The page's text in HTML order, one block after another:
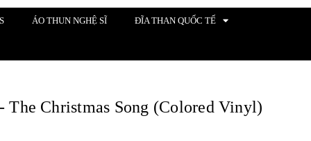
ÁO THUN NGHỆ SĨ ĐĨA THAN QUỐC TẾ
Christmas Song (Colored Vinyl)